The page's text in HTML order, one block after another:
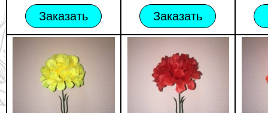
Заказать Заказать